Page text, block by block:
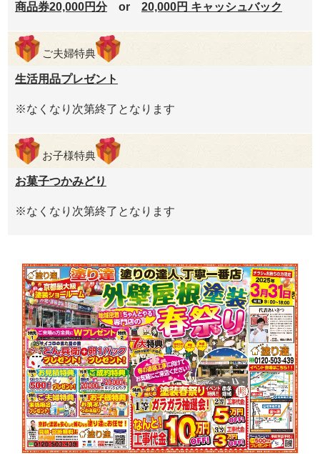
商品券20,000円分or 20,000円 キャッシュバック
ご夫婦特典
生活用品プレゼント
※なくなり次第終了となります
お子様特典
お菓子つかみどり
※なくなり次第終了となります